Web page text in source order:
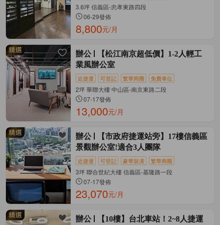
3.6坪 信義區-忠孝東路四段
06-29發佈
8,800元/月
辦公
【松江南京超低價】1-2人輕工
業風辦公室
近捷運 可登記 繁華商圈 免費車位
2坪 華聯大樓 中山區-南京東路二段
07-17發佈
13,000元/月
辦公
【市政府捷運站旁】17樓信義區
景觀辦公室!適合3人團隊
近捷運 可登記 豪華裝潢 繁華商圈
3坪 聯合世紀大樓 信義區-基隆路一段
07-17發佈
23,070元/月
辦公
【10樓】台北車站！2~8人捷運